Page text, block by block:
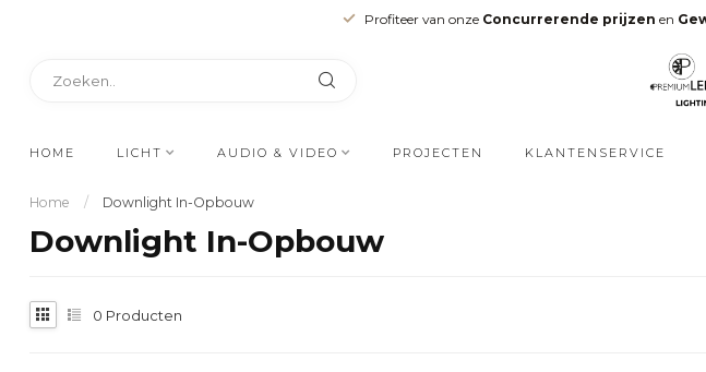
Profiteer van onze Concurrerende prijzen en
HOME LICHT AUDIO & VIDEO PROJECTEN KLANTENSERVICE
Home / Downlight In-Opbouw
Downlight In-Opbouw
0 Producten